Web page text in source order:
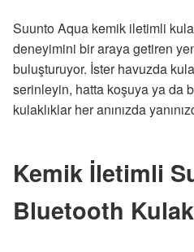
Suunto Aqua kemik iletimli
deneyimini bir araya getiren
buluşturuyor. İster havuzda
serinleyin, hatta koşuya ya da
kulaklıklar her anınızda
Kemik İletimli
Bluetooth